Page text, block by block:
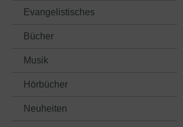
Evangelistisches
Bücher
Musik
Hörbücher
Neuheiten